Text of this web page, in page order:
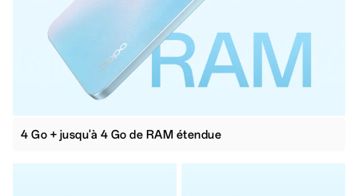
4 Go + jusqu'à 4 Go de RAM étendue